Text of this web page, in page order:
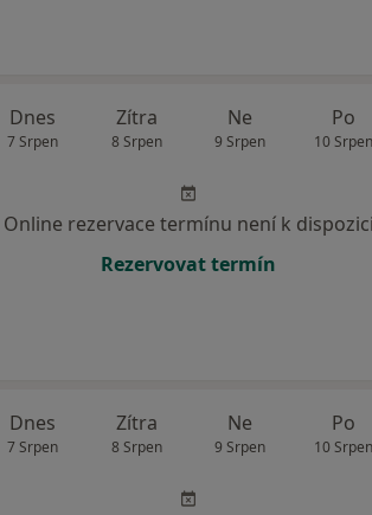
Dnes
7 Srpen
Zítra
8 Srpen
Ne
9 Srpen
Po
10 Srpen
Online rezervace termínu není k dispozici
Rezervovat termín
Dnes
7 Srpen
Zítra
8 Srpen
Ne
9 Srpen
Po
10 Srpen